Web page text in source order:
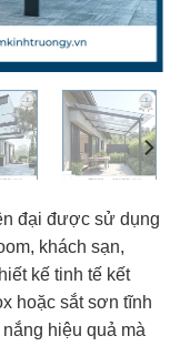
đại được sử dụng
khách sạn,
kế tinh tế kết
hoặc sắt sơn tĩnh
hiệu quả mà